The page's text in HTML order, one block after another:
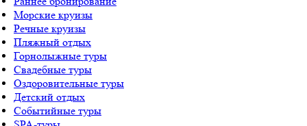
Морские круизы
Речные круизы
Пляжный отдых
Горнолыжные туры
Свадебные туры
Оздоровительные туры
Детский отдых
Событийные туры